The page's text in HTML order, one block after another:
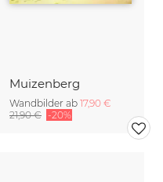
Muizenberg
Wandbilder ab 17,90 €
21,90 € -20%